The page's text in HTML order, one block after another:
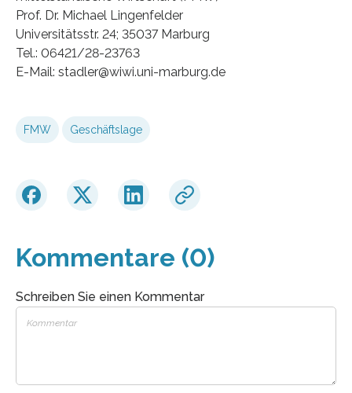
Prof. Dr. Michael Lingenfelder
Universitätsstr. 24; 35037 Marburg
Tel.: 06421/28-23763
E-Mail: stadler@wiwi.uni-marburg.de
FMW Geschäftslage
Kommentare (0)
Schreiben Sie einen Kommentar